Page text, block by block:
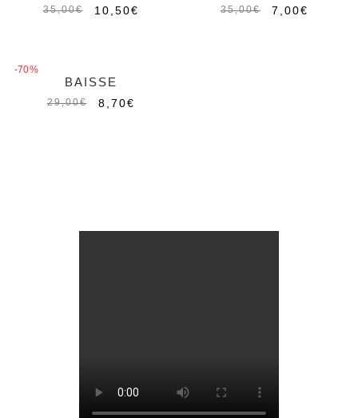
35,00€ 10,50€ 35,00€ 7,00€
-70%
Esaurito
BAISSE
29,00€ 8,70€